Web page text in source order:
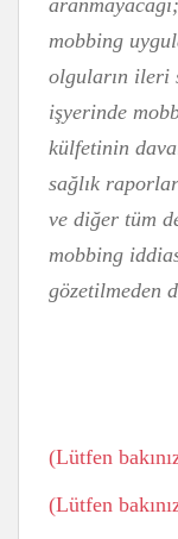
mobbing
olguların ileri
işyerinde
külfetinin
sağlık
ve diğer tüm
mobbing
gözetilmeden
(Lütfen
(Lütfen